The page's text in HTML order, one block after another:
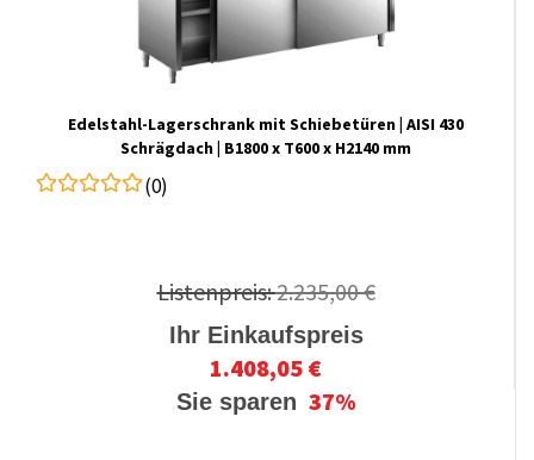
Edelstahl-​​Lagerschrank mit Schiebetüren | AISI 430
Schrägdach | B1800 x T600 x H2140 mm
(0)
Listenpreis:2.235,00 €
Ihr Einkaufspreis
1.408,05 €
Sie sparen 37%